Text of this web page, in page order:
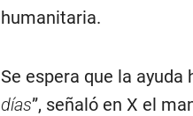
humanitaria.
Se espera que la ayuda
días”, señaló en X el